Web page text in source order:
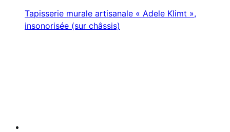
Tapisserie murale artisanale « Adele Klimt »,
insonorisée (sur châssis)